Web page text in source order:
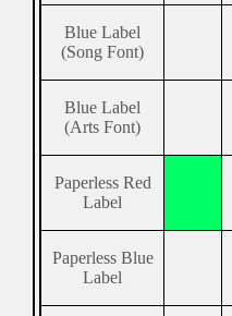
Blue Label
(Song Font)
Blue Label
(Arts Font)
Paperless Red
Label
Paperless Blue
Label